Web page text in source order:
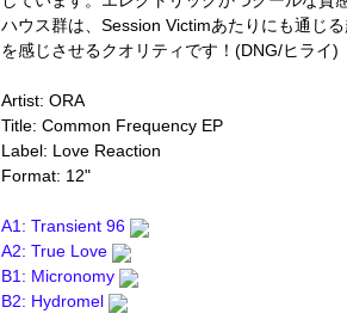
ハウス群は、Session Victimあたりにも通じ
を感じさせるクオリティです！(DNG/ヒライ)
Artist: ORA
Title: Common Frequency EP
Label: Love Reaction
Format: 12"
A1: Transient 96
A2: True Love
B1: Micronomy
B2: Hydromel